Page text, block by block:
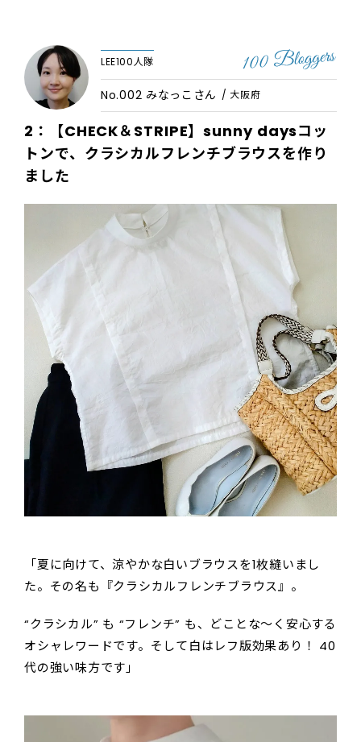
LEE100人隊
No.002 みなっこさん / 大阪府
2：【CHECK＆STRIPE】sunny daysコッ
トンで、クラシカルフレンチブラウスを作り
ました
「夏に向けて、涼やかな白いブラウスを1枚縫いまし
た。その名も『クラシカルフレンチブラウス』。
“クラシカル” も “フレンチ” も、どことな～く安心する
オシャレワードです。そして白はレフ版効果あり！ 40
代の強い味方です」